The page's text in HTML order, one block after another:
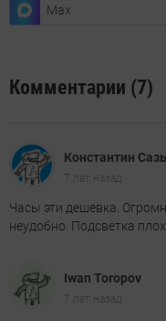
Max
Комментарии (7)
Константин
7 лет назад
Часы эти дешевка.
неудобно. Подсветка
Iwan Toropov
7 лет назад